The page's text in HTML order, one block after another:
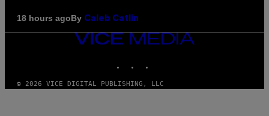
18 hours agoBy Caleb Catlin
VICE
MEDIA
© 2026 VICE DIGITAL PUBLISHING, LLC